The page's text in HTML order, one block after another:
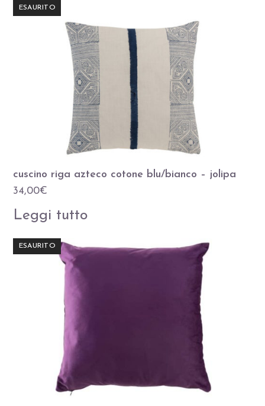
ESAURITO
cuscino riga azteco cotone blu/bianco – jolipa
34,00€
Leggi tutto
ESAURITO